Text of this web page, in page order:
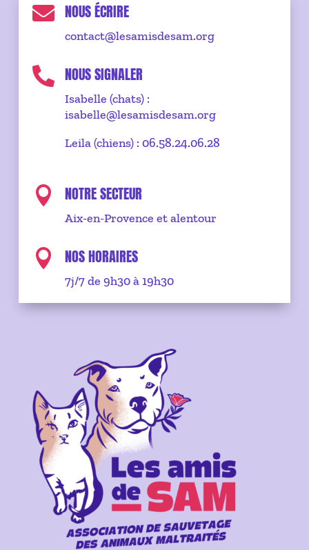
 NOUS ÉCRIRE
contact@lesamisdesam.org
 NOUS SIGNALER
Isabelle (chats) :
isabelle@lesamisdesam.org
Leila (chiens) : 06.58.24.06.28
 NOTRE SECTEUR
Aix-en-Provence et alentour
 NOS HORAIRES
7j/7 de 9h30 à 19h30